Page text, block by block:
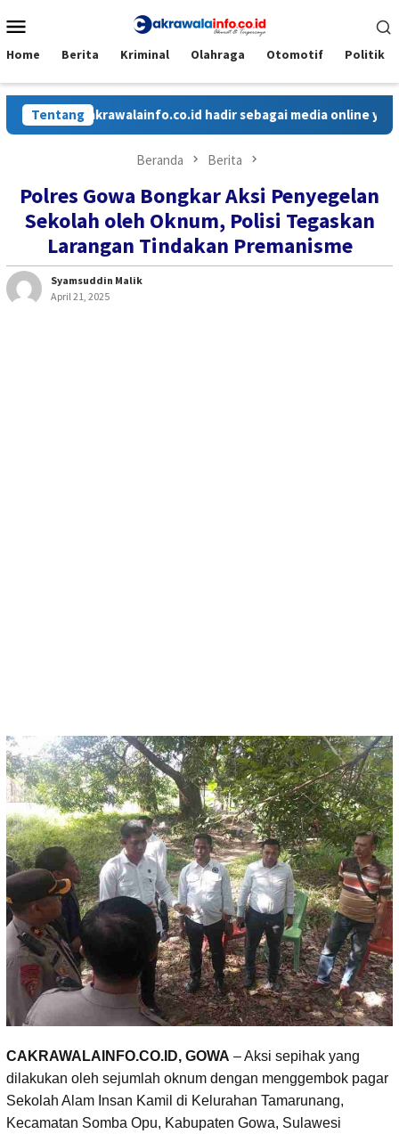
ke
Mobile
Home Berita Kriminal Olahraga Otomotif Politik
Tentang
Cakrawalainfo.co.id hadir sebagai media online yang
Beranda Berita
Polres Gowa Bongkar Aksi Penyegelan
Sekolah oleh Oknum, Polisi Tegaskan
Larangan Tindakan Premanisme
Syamsuddin Malik
April 21, 2025
CAKRAWALAINFO.CO.ID, GOWA – Aksi sepihak yang
dilakukan oleh sejumlah oknum dengan menggembok pagar
Sekolah Alam Insan Kamil di Kelurahan Tamarunang,
Kecamatan Somba Opu, Kabupaten Gowa, Sulawesi